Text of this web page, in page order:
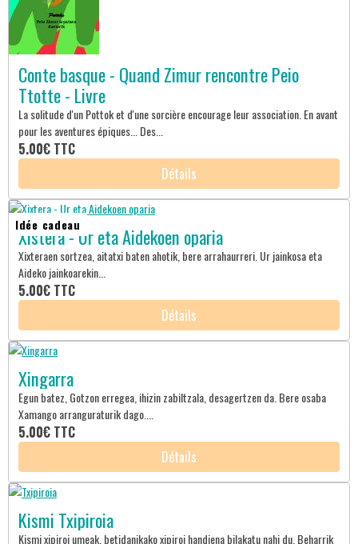
Conte basque - Quand Zimur rencontre Peio
Ttotte - Livre
La solitude d'un Pottok et d'une sorcière encourage leur association. En avant
pour les aventures épiques... Des...
5.00€ TTC
Détails
Idée cadeau
Xistera - Ur eta Aidekoen oparia
Xixteraen sortzea, aitatxi baten ahotik, bere arrahaurreri. Ur jainkosa eta
Aideko jainkoarekin...
5.00€ TTC
Détails
Xingarra
Egun batez, Gotzon erregea, ihizin zabiltzala, desagertzen da. Bere osaba
Xamango arranguraturik dago....
5.00€ TTC
Détails
Kismi Txipiroia
Kismi xipiroi umeak, betidanikako xipiroi handiena bilakatu nahi du. Beharrik